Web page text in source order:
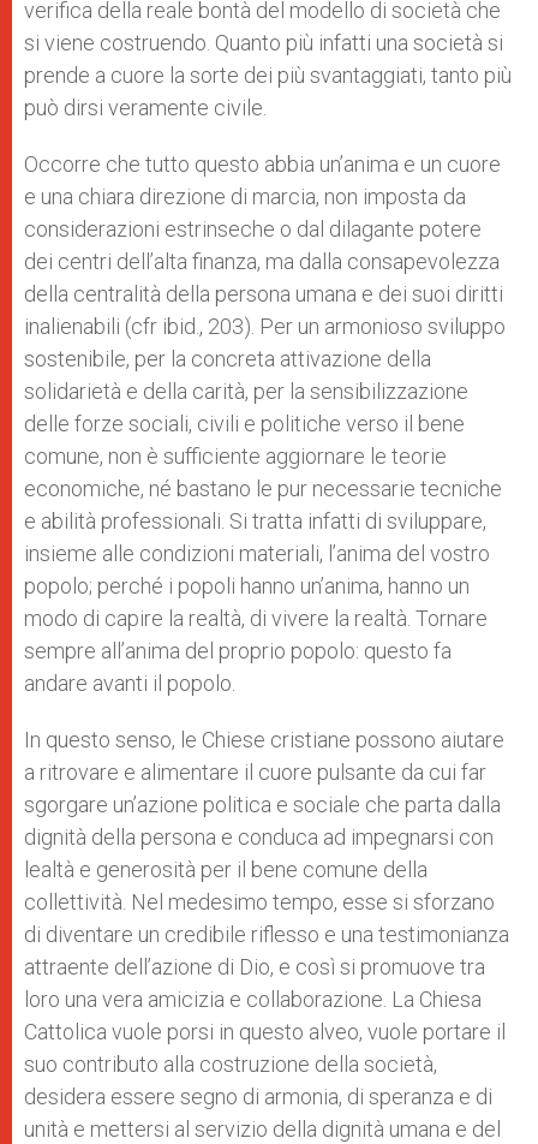
verifica della reale bontà del modello di società che
si viene costruendo. Quanto più infatti una società si
prende a cuore la sorte dei più svantaggiati, tanto più
può dirsi veramente civile.
Occorre che tutto questo abbia un’anima e un cuore
e una chiara direzione di marcia, non imposta da
considerazioni estrinseche o dal dilagante potere
dei centri dell’alta finanza, ma dalla consapevolezza
della centralità della persona umana e dei suoi diritti
inalienabili (cfr ibid., 203). Per un armonioso sviluppo
sostenibile, per la concreta attivazione della
solidarietà e della carità, per la sensibilizzazione
delle forze sociali, civili e politiche verso il bene
comune, non è sufficiente aggiornare le teorie
economiche, né bastano le pur necessarie tecniche
e abilità professionali. Si tratta infatti di sviluppare,
insieme alle condizioni materiali, l’anima del vostro
popolo; perché i popoli hanno un’anima, hanno un
modo di capire la realtà, di vivere la realtà. Tornare
sempre all’anima del proprio popolo: questo fa
andare avanti il popolo.
In questo senso, le Chiese cristiane possono aiutare
a ritrovare e alimentare il cuore pulsante da cui far
sgorgare un’azione politica e sociale che parta dalla
dignità della persona e conduca ad impegnarsi con
lealtà e generosità per il bene comune della
collettività. Nel medesimo tempo, esse si sforzano
di diventare un credibile riflesso e una testimonianza
attraente dell’azione di Dio, e così si promuove tra
loro una vera amicizia e collaborazione. La Chiesa
Cattolica vuole porsi in questo alveo, vuole portare il
suo contributo alla costruzione della società,
desidera essere segno di armonia, di speranza e di
unità e mettersi al servizio della dignità umana e del